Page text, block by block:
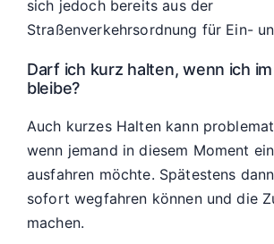
sich jedoch bereits aus der
Straßenverkehrsordnung für Ein-
Darf ich kurz halten, wenn ich
bleibe?
Auch kurzes Halten kann
wenn jemand in diesem Moment
ausfahren möchte. Spätestens
sofort wegfahren können und die
machen.